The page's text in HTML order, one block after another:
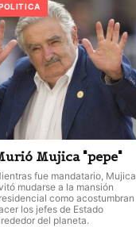
Mujica "pepe"
fue mandatario, Mujica
mudarse a la mansión
como acostumbran
los jefes de Estado
del planeta.